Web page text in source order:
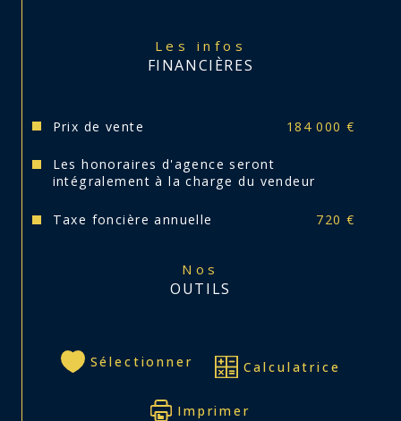
Les infos
FINANCIÈRES
Prix de vente 184 000 €
Les honoraires d'agence seront
intégralement à la charge du vendeur
Taxe foncière annuelle 720 €
Nos
OUTILS
Sélectionner Calculatrice
Imprimer